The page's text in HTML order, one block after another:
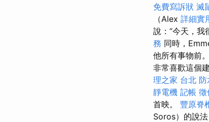
免費寫訴狀 滅
（Alex 詳細實
說：“今天，我
務 同時，
他所有事物前。
非常喜歡這個
理之家 台北
靜電機 記帳 徵
首映。 豐原脊
Soros）的說